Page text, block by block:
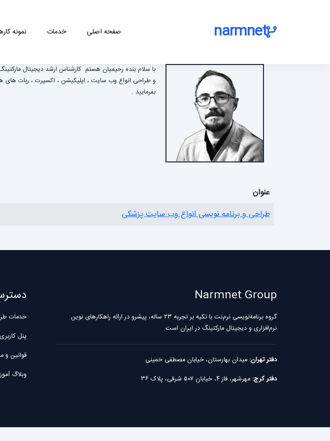
narmnet صفحه اصلی خدمات نمونه
با سلام بنده رحیمیان هستم کارشناس ارشد دیجیتال
بفرمایید .
عنوان
طراحی و برنامه نویسی انواع وب سایت پزشکی
Narmnet Group
گروه برنامه‌نویسی نرم‌نت با تکیه بر تجربه ۲۳ ساله، پیشرو در ارائه راهکارهای نوین
نرم‌افزاری و دیجیتال مارکتینگ در ایران است.
دفتر تهران: میدان بهارستان، خیابان مصطفی خمینی
دفتر کرج: مهرشهر، فاز ۴، خیابان ۵۰۷ شرقی، پلاک ۳۶
خدمات
پنل کاربری
قوانین و
وبلاگ